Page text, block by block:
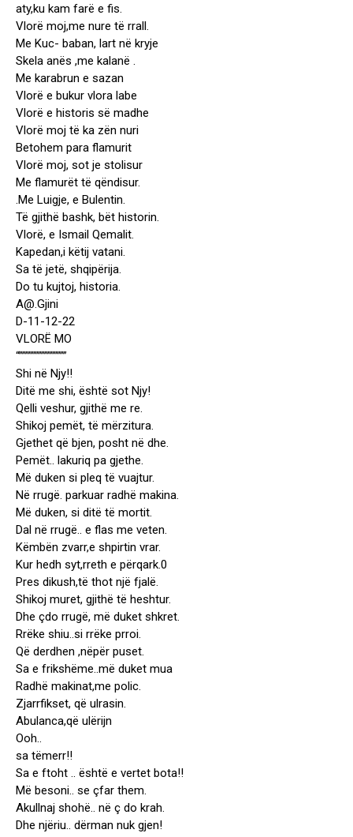
aty,ku kam farë e fis.
Vlorë moj,me nure të rrall.
Me Kuc- baban, lart në kryje
Skela anës ,me kalanë .
Me karabrun e sazan
Vlorë e bukur vlora labe
Vlorë e historis së madhe
Vlorë moj të ka zën nuri
Betohem para flamurit
Vlorë moj, sot je stolisur
Me flamurët të qëndisur.
.Me Luigje, e Bulentin.
Të gjithë bashk, bët historin.
Vlorë, e Ismail Qemalit.
Kapedan,i këtij vatani.
Sa të jetë, shqipërija.
Do tu kujtoj, historia.
A@.Gjini
D-11-12-22
VLORË MO
“”””””””””””””””
Shi në Njy!!
Ditë me shi, është sot Njy!
Qelli veshur, gjithë me re.
Shikoj pemët, të mërzitura.
Gjethet që bjen, posht në dhe.
Pemët.. lakuriq pa gjethe.
Më duken si pleq të vuajtur.
Në rrugë. parkuar radhë makina.
Më duken, si ditë të mortit.
Dal në rrugë.. e flas me veten.
Këmbën zvarr,e shpirtin vrar.
Kur hedh syt,rreth e përqark.0
Pres dikush,të thot një fjalë.
Shikoj muret, gjithë të heshtur.
Dhe çdo rrugë, më duket shkret.
Rrëke shiu..si rrëke prroi.
Që derdhen ,nëpër puset.
Sa e frikshëme..më duket mua
Radhë makinat,me polic.
Zjarrfikset, që ulrasin.
Abulanca,që ulërijn
Ooh..
sa tëmerr!!
Sa e ftoht .. është e vertet bota!!
Më besoni.. se çfar them.
Akullnaj shohë.. në ç do krah.
Dhe njëriu.. dërman nuk gjen!